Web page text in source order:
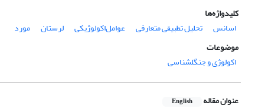
کلیدواژه‌ها
اسانس
تحلیل تطبیقی متعارفی عوامل‌اکولوژیکی لرستان
مورد
موضوعات
اکولوژی و جنگلشناسی
عنوان مقاله English